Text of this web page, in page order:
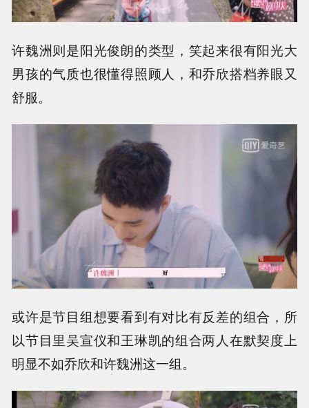
许魏洲则是阳光俊朗的类型，笑起来很有阳光大
男孩的气质也很懂得照顾人，和乔欣搭档养眼又
舒服。
或许是节目组想要看到有对比有反差的组合，所
以节目里吴宣仪和王琳凯的组合两人在默契度上
明显不如乔欣和许魏洲这一组。